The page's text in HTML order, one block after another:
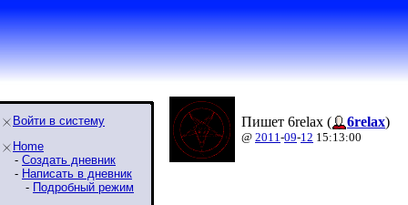
Войти в систему
Home
- Создать дневник
- Написать в дневник
- Подробный режим
Пишет 6relax ( 6relax)
@ 2011-09-12 15:13:00